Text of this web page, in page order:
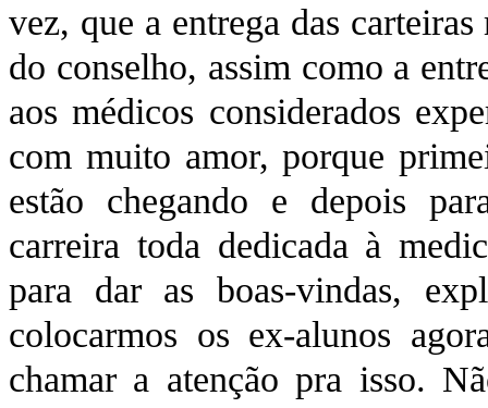
vez, que a entrega das
do conselho, assim como a
aos médicos considerados
com muito amor, porque
estão chegando e depois
carreira toda dedicada à
para dar as boas-vindas,
colocarmos os ex-alunos
chamar a atenção pra isso.